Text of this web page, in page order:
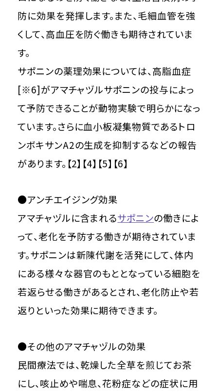
防に効果を発揮します。また、毛細血管を強
くして、高血圧を防ぐ働きも期待されていま
す。
サポニンの薬理効果については、高脂血症
[※6]がアマチャヅルサポニンの投与によっ
て予防できることが動物実験で明らかになっ
ています。さらに血小板凝集物質であるトロ
ンボキサンA2の生成を抑制するなどの報告
があります。【2】【4】【5】【6】
●アンチエイジング効果
アマチャヅルに含まれるサポニンの働きによ
って、老化を予防する働きが期待されていま
す。サポニンは新陳代謝を活発にして、体内
にある様々な器官のもととなっている細胞を
若返らせる働きがあるとされ、老化防止や若
返りといった効果に期待できます。
●その他のアマチャヅルの効果
民間療法では、乾燥した全草を煎じてお茶
にし、咳止めや喘息、花粉症などの症状に用